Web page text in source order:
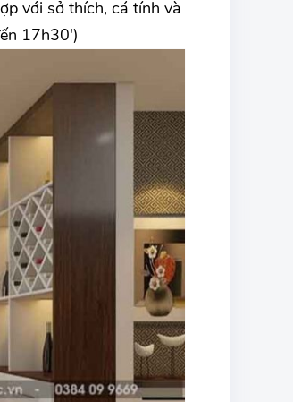
với sở thích, cá tính và
17h30')